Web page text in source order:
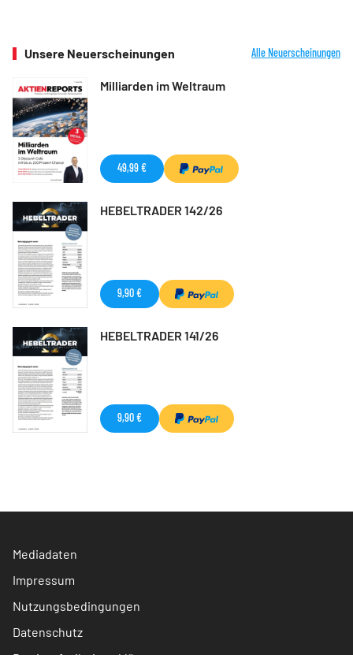
Unsere Neuerscheinungen Alle Neuerscheinungen
Milliarden im Weltraum
49,99 €
HEBELTRADER 142/26
9,90 €
HEBELTRADER 141/26
9,90 €
Mediadaten
Impressum
Nutzungsbedingungen
Datenschutz